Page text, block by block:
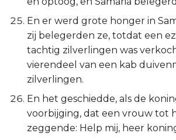
En er werd grote honger in
zij belegerden ze, totdat een
tachtig zilverlingen was
vierendeel van een kab
zilverlingen.
En het geschiedde, als de
voorbijging, dat een vrouw tot
zeggende: Help mij, heer